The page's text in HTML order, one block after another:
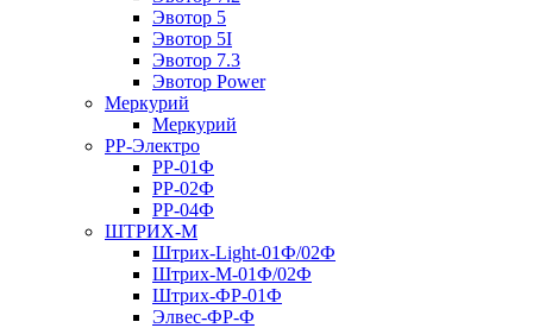
Эвотор 5
Эвотор 5I
Эвотор 7.3
Эвотор Power
Меркурий
Меркурий
РР-Электро
РР-01Ф
РР-02Ф
РР-04Ф
ШТРИХ-М
Штрих-Light-01Ф/02Ф
Штрих-М-01Ф/02Ф
Штрих-ФР-01Ф
Элвес-ФР-Ф